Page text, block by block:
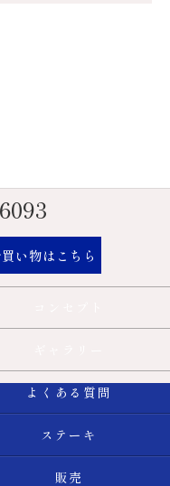
い物はこちら
よくある質問
ステーキ
販売